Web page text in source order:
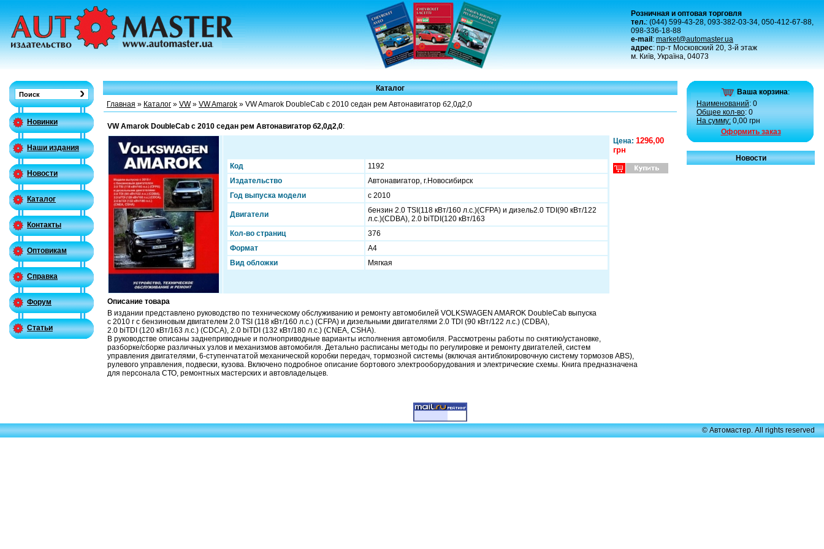
Розничная и оптовая торговля
тел.: (044) 599-43-28, 093-382-03-34, 050-412-67-88,
098-336-18-88
e-mail :market@automaster.ua
адрес: пр-т Московский 20, 3-й этаж
м. Київ, Україна, 04073
Новинки
Наши издания
Новости
Каталог
Контакты
Оптовикам
Справка
Форум
Статьи
Каталог
Главная » Каталог » VW» VW Amarok » VW Amarok DoubleCab c 2010 седан рем Автонавигатор б2,0д2,0
VW Amarok DoubleCab c 2010 седан рем Автонавигатор б2,0д2,0:
Код
1192
Издательство
Автонавигатор, г.Новосибирск
Год выпуска модели
c 2010
Двигатели
бензин 2.0 TSI(118 кВт/160 л.с.)(CFPA) и дизель2.0 TDI(90 кВт/122
л.с.)(CDBA), 2.0 biTDI(120 кВт/163
Кол-во страниц
376
Формат
А4
Вид обложки
Мягкая
Цена: 1296,00
грн
Описание товара
В издании представлено руководство по техническому обслуживанию и ремонту автомобилей VOLKSWAGEN AMAROK DoubleCab выпуска
с 2010 г с бензиновым двигателем 2.0 TSI (118 кВт/160 л.с.) (CFPA) и дизельными двигателями 2.0 TDI (90 кВт/122 л.с.) (CDBA),
2.0 biTDI (120 кВт/163 л.с.) (CDCA), 2.0 biTDI (132 кВт/180 л.с.) (CNEA, CSHA).
В руководстве описаны заднеприводные и полноприводные варианты исполнения автомобиля. Рассмотрены работы по снятию/установке,
разборке/сборке различных узлов и механизмов автомобиля. Детально расписаны методы по регулировке и ремонту двигателей, систем
управления двигателями, 6-ступенчататой механической коробки передач, тормозной системы (включая антиблокировочную систему тормозов ABS),
рулевого управления, подвески, кузова. Включено подробное описание бортового электрооборудования и электрические схемы. Книга предназначена
для персонала СТО, ремонтных мастерских и автовладельцев.
Ваша корзина:
Наименований: 0
Общее кол-во: 0
На сумму: 0,00 грн
Оформить заказ
Новости
© Автомастер. All rights reserved